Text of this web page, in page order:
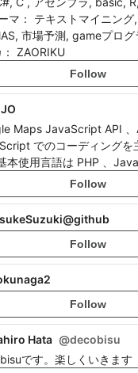
マ： テキストマイニング
市場予測, gameプロ
ZAORIKU
Follow
Maps JavaScript API
でのコーディングを
本使用言語は PHP 、
Follow
Follow
Follow
Hata @decobisu
です。楽しくいきます